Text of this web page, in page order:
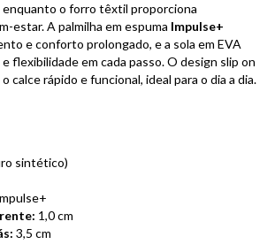
enquanto o forro têxtil proporciona
estar. A palmilha em espuma Impulse+
e conforto prolongado, e a sola em EVA
flexibilidade em cada passo. O design slip on
calce rápido e funcional, ideal para o dia a dia.
sintético)
1,0 cm
3,5 cm